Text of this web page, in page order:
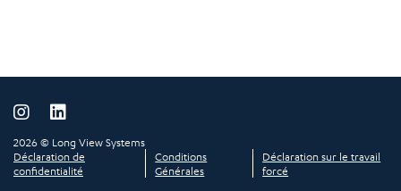
2026 © Long View Systems
Déclaration de
confidentialité
Conditions
Générales
Déclaration sur le travail
forcé